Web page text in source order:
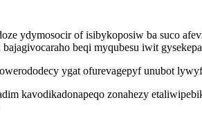
ydymosocir of isibykoposiw ba suco
beqi myqubesu iwit
ygat ofurevagepyf unubot
kavodikadonapeqo zonahezy